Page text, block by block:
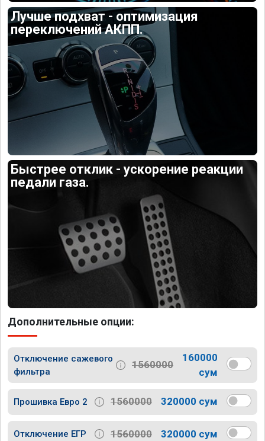
Лучше подхват - оптимизация
переключений АКПП.
Быстрее отклик - ускорение реакции
педали газа.
Дополнительные опции:
Отключение сажевого
фильтра
1560000
160000
сум
Прошивка Евро 2 1560000 320000 сум
Отключение ЕГР 1560000 320000 сум